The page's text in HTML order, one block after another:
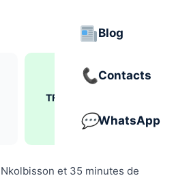
Blog
Contacts
WhatsApp
TF Titre foncier n°
7203/Lekie
Titre Foncier
et 35 minutes de